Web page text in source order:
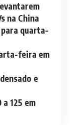
na China
quarta-
feira em
e
125 em